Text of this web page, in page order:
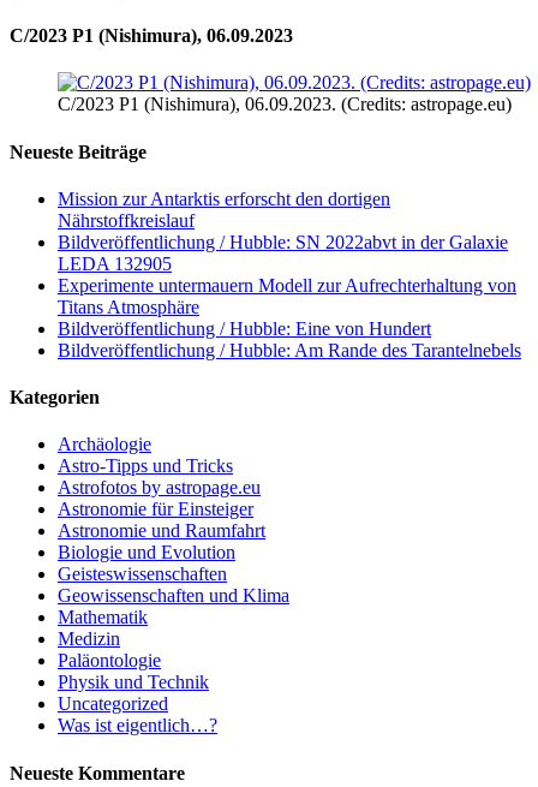
C/2023 P1 (Nishimura), 06.09.2023
C/2023 P1 (Nishimura), 06.09.2023. (Credits: astropage.eu)
Neueste Beiträge
Mission zur Antarktis erforscht den dortigen
Nährstoffkreislauf
Bildveröffentlichung / Hubble: SN 2022abvt in der Galaxie
LEDA 132905
Experimente untermauern Modell zur Aufrechterhaltung von
Titans Atmosphäre
Bildveröffentlichung / Hubble: Eine von Hundert
Bildveröffentlichung / Hubble: Am Rande des Tarantelnebels
Kategorien
Archäologie
Astro-Tipps und Tricks
Astrofotos by astropage.eu
Astronomie für Einsteiger
Astronomie und Raumfahrt
Biologie und Evolution
Geisteswissenschaften
Geowissenschaften und Klima
Mathematik
Medizin
Paläontologie
Physik und Technik
Uncategorized
Was ist eigentlich…?
Neueste Kommentare